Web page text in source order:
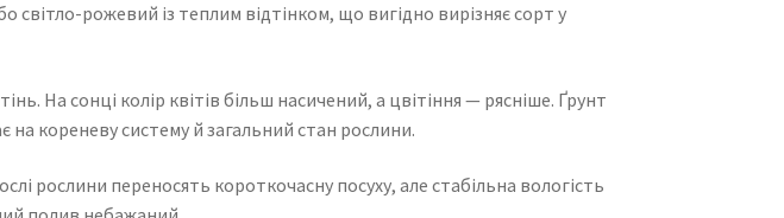
рожевий із теплим відтінком, що вигідно вирізняє сорт у
На сонці колір квітів більш насичений, а цвітіння — рясніше. Ґрунт
кореневу систему й загальний стан рослини.
рослини переносять короткочасну посуху, але стабільна вологість